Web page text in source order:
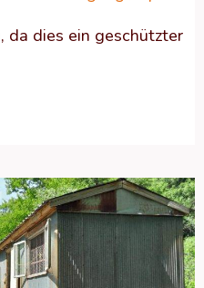
da dies ein geschützter